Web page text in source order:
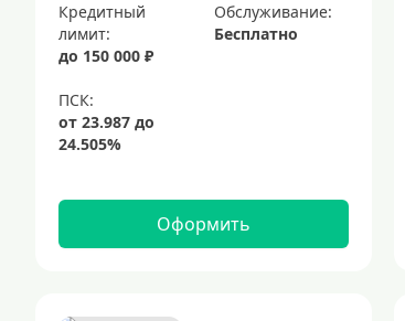
Кредитный
лимит:
до 150 000 ₽
Обслуживание:
Бесплатно
Оформить